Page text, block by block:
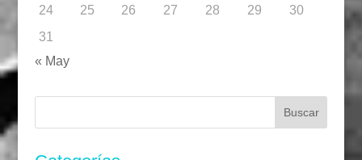
24
25 26 27 28 29
30
31
« May